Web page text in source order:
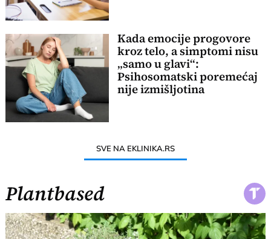
Kada emocije progovore
kroz telo, a simptomi nisu
„samo u glavi“:
Psihosomatski poremećaj
nije izmišljotina
SVE NA EKLINIKA.RS
Plantbased